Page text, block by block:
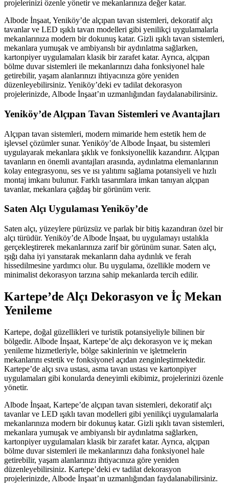
projelerinizi özenle yönetir ve mekanlarınıza değer katar.
Albode İnşaat, Yeniköy’de alçıpan tavan sistemleri, dekoratif alçı
tavanlar ve LED ışıklı tavan modelleri gibi yenilikçi uygulamalarla
mekanlarınıza modern bir dokunuş katar. Gizli ışıklı tavan sistemleri,
mekanlara yumuşak ve ambiyanslı bir aydınlatma sağlarken,
kartonpiyer uygulamaları klasik bir zarafet katar. Ayrıca, alçıpan
bölme duvar sistemleri ile mekanlarınızı daha fonksiyonel hale
getirebilir, yaşam alanlarınızı ihtiyacınıza göre yeniden
düzenleyebilirsiniz. Yeniköy’deki ev tadilat dekorasyon
projelerinizde, Albode İnşaat’ın uzmanlığından faydalanabilirsiniz.
Yeniköy’de Alçıpan Tavan Sistemleri ve Avantajları
Alçıpan tavan sistemleri, modern mimaride hem estetik hem de
işlevsel çözümler sunar. Yeniköy’de Albode İnşaat, bu sistemleri
uygulayarak mekanlara şıklık ve fonksiyonellik kazandırır. Alçıpan
tavanların en önemli avantajları arasında, aydınlatma elemanlarının
kolay entegrasyonu, ses ve ısı yalıtımı sağlama potansiyeli ve hızlı
montaj imkanı bulunur. Farklı tasarımlara imkan tanıyan alçıpan
tavanlar, mekanlara çağdaş bir görünüm verir.
Saten Alçı Uygulaması Yeniköy’de
Saten alçı, yüzeylere pürüzsüz ve parlak bir bitiş kazandıran özel bir
alçı türüdür. Yeniköy’de Albode İnşaat, bu uygulamayı ustalıkla
gerçekleştirerek mekanlarınıza zarif bir görünüm sunar. Saten alçı,
ışığı daha iyi yansıtarak mekanların daha aydınlık ve ferah
hissedilmesine yardımcı olur. Bu uygulama, özellikle modern ve
minimalist dekorasyon tarzına sahip mekanlarda tercih edilir.
Kartepe’de Alçı Dekorasyon ve İç Mekan
Yenileme
Kartepe, doğal güzellikleri ve turistik potansiyeliyle bilinen bir
bölgedir. Albode İnşaat, Kartepe’de alçı dekorasyon ve iç mekan
yenileme hizmetleriyle, bölge sakinlerinin ve işletmelerin
mekanlarını estetik ve fonksiyonel açıdan zenginleştirmektedir.
Kartepe’de alçı sıva ustası, asma tavan ustası ve kartonpiyer
uygulamaları gibi konularda deneyimli ekibimiz, projelerinizi özenle
yönetir.
Albode İnşaat, Kartepe’de alçıpan tavan sistemleri, dekoratif alçı
tavanlar ve LED ışıklı tavan modelleri gibi yenilikçi uygulamalarla
mekanlarınıza modern bir dokunuş katar. Gizli ışıklı tavan sistemleri,
mekanlara yumuşak ve ambiyanslı bir aydınlatma sağlarken,
kartonpiyer uygulamaları klasik bir zarafet katar. Ayrıca, alçıpan
bölme duvar sistemleri ile mekanlarınızı daha fonksiyonel hale
getirebilir, yaşam alanlarınızı ihtiyacınıza göre yeniden
düzenleyebilirsiniz. Kartepe’deki ev tadilat dekorasyon
projelerinizde, Albode İnşaat’ın uzmanlığından faydalanabilirsiniz.